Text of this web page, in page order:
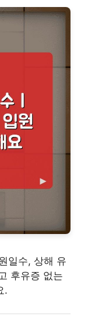
일수, 상해 유
후유증 없는
.